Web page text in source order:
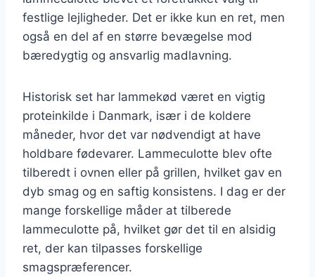
festlige lejligheder. Det er ikke kun en ret, men
også en del af en større bevægelse mod
bæredygtig og ansvarlig madlavning.
Historisk set har lammekød været en vigtig
proteinkilde i Danmark, især i de koldere
måneder, hvor det var nødvendigt at have
holdbare fødevarer. Lammeculotte blev ofte
tilberedt i ovnen eller på grillen, hvilket gav en
dyb smag og en saftig konsistens. I dag er der
mange forskellige måder at tilberede
lammeculotte på, hvilket gør det til en alsidig
ret, der kan tilpasses forskellige
smagspræferencer.